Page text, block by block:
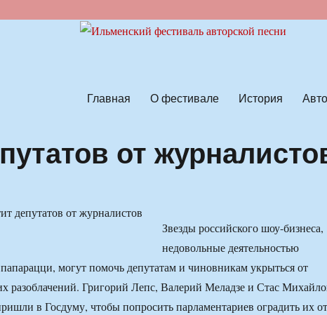
Главная О фестивале История
от
Звезды российского шоу-бизнеса,
недовольные деятельностью
могут помочь депутатам и чиновникам укрыться от
разоблачений. Григорий Лепс, Валерий Меладзе и Стас
в Госдуму, чтобы попросить парламентариев оградить их от